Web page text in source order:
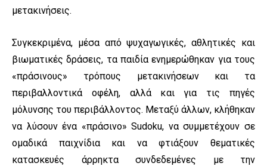
μετακινήσεις.
Συγκεκριμένα, μέσα από ψυχαγωγικές, αθλητικές και
βιωματικές δράσεις, τα παιδία ενημερώθηκαν για τους
«πράσινους» τρόπους μετακινήσεων και τα
περιβαλλοντικά οφέλη, αλλά και για τις πηγές
μόλυνσης του περιβάλλοντος. Μεταξύ άλλων, κλήθηκαν
να λύσουν ένα «πράσινο» Sudoku, να συμμετέχουν σε
ομαδικά παιχνίδια και να φτιάξουν θεματικές
κατασκευές άρρηκτα συνδεδεμένες με την